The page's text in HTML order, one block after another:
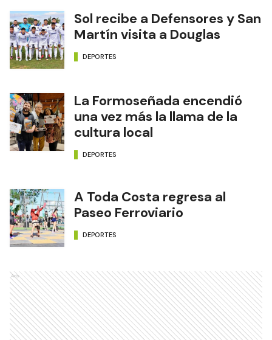
Sol recibe a Defensores y San
Martín visita a Douglas
DEPORTES
La Formoseñada encendió
una vez más la llama de la
cultura local
DEPORTES
A Toda Costa regresa al
Paseo Ferroviario
DEPORTES
Ads